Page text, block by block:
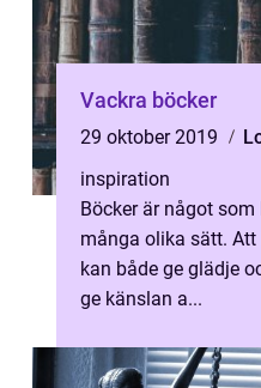
Vackra böcker
29 oktober 2019
inspiration
Böcker är något
många olika sätt.
kan både ge glädje
ge känslan a...